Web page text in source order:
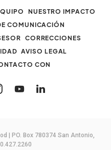
NUESTRO IMPACTO
COMUNICACIÓN
CORRECCIONES
AVISO LEGAL
CON
| PO. Box 780374 San Antonio,